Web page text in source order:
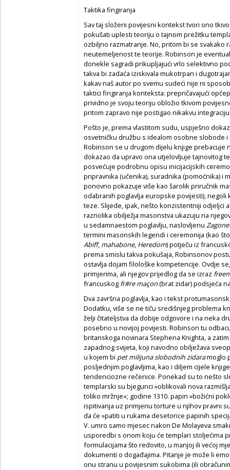
Taktika fingiranja
Sav taj složeni povijesni kontekst tvori ono
pokušati uplesti teoriju o tajnom prežitku
ozbiljno razmatranje. No, pritom bi se svakako
neutemeljenost te teorije. Robinson je
donekle sagradi prikupljajući vrlo selektivno
takva bi zadaća iziskivala mukotrpan i
kakav naš autor po svemu sudeći nije ni
taktici fingiranja konteksta: prepričavajući
prividno je svoju teoriju obložio tkivom
pritom zapravo nije postigao nikakvu
Pošto je, prema vlastitom sudu, uspješno
osvetničku družbu s idealom osobne slobode
Robinson se u drugom dijelu knjige prebacuje
dokazao da upravo ona utjelovljuje tajnovitog
posvećuje podrobnu opisu inicijacijskih
pripravnika (učenika), suradnika (pomoćnika) i
ponovno pokazuje više kao šarolik priručnik
odabranih poglavlja europske povijesti),
teze. Slijede, ipak, nešto konzistentniji odjeljci
raznolika obilježja masonstva ukazuju na
u sedamnaestom poglavlju, naslovljenu
termini masonskih legendi i ceremonija (kao
Abiff, mahabone, Heredom) potječu iz
prema smislu takva pokušaja, Robinsonov
ostavlja dojam filološke kompetencije. Ovdje
primjerima, ali njegov prijedlog da se izraz
francuskog fr#re maçon(brat zidar) podsjeća
Dva završna poglavlja, kao i tekst
Dodatku, više se ne tiču središnjeg problema
želji čitateljstva da dobije odgovore i na neka
posebno u novijoj povijesti. Robinson tu
britanskoga novinara Stephena Knighta, a
zapadnog svijeta, koji navodno obilježava
u kojem bi pet milijuna slobodnih zidaramoglo
posljednjim poglavljima, kao i diljem cijele
tendenciozne rečenice. Ponekad su to nešto
templarski su bjegunci »oblikovali nova
toliko mržnje«; godine 1310. papin »božićni
ispitivanja uz primjenu torture u njihov pravni
da će »patiti u rukama desetorice papinih
V. umro samo mjesec nakon De Molayeva
usporedbi s onom koju će templari stoljećima
formulacijama što redovito, u manjoj ili većoj
dokumenti o događajima. Pitanje je može li
onu stranu u povijesnim sukobima (ili